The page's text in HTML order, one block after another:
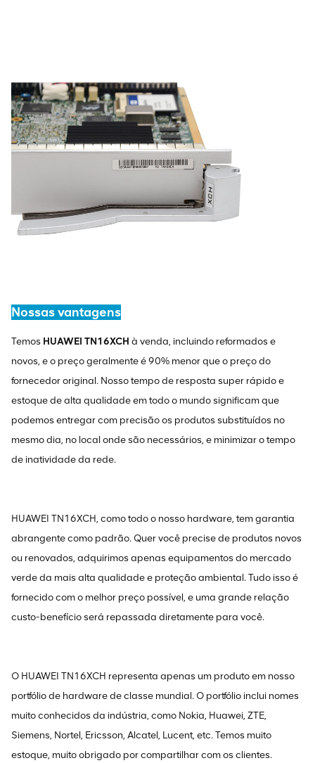
Nossas vantagens
Temos HUAWEI TN16XCH à venda, incluindo reformados e
novos, e o preço geralmente é 90% menor que o preço do
fornecedor original. Nosso tempo de resposta super rápido e
estoque de alta qualidade em todo o mundo significam que
podemos entregar com precisão os produtos substituídos no
mesmo dia, no local onde são necessários, e minimizar o tempo
de inatividade da rede.
HUAWEI TN16XCH, como todo o nosso hardware, tem garantia
abrangente como padrão. Quer você precise de produtos novos
ou renovados, adquirimos apenas equipamentos do mercado
verde da mais alta qualidade e proteção ambiental. Tudo isso é
fornecido com o melhor preço possível, e uma grande relação
custo-benefício será repassada diretamente para você.
O HUAWEI TN16XCH representa apenas um produto em nosso
portfólio de hardware de classe mundial. O portfólio inclui nomes
muito conhecidos da indústria, como Nokia, Huawei, ZTE,
Siemens, Nortel, Ericsson, Alcatel, Lucent, etc. Temos muito
estoque, muito obrigado por compartilhar com os clientes.